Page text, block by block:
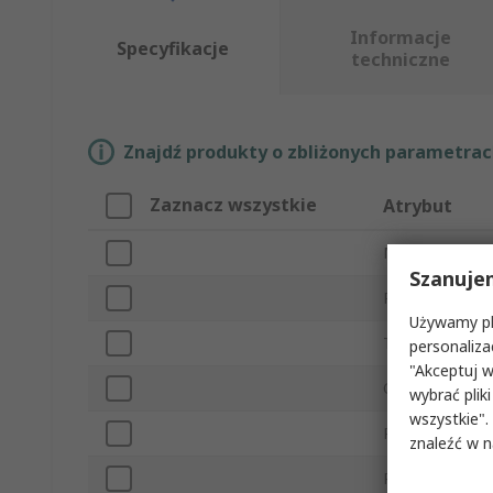
Specyfikacje
Informacje
techniczne
Znajdź produkty o zbliżonych
Zaznacz wszystkie Atrybut
Marka
Rozmiar uprzęży
Typ produktu
Obciążalność
Pas w zestawie
Regulowane
Używamy
"Akceptuj
wybrać
znaleźć w